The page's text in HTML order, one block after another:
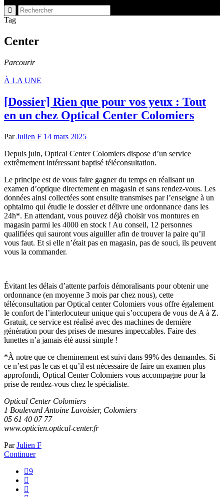
Tag
Center
Parcourir
À LA UNE
[Dossier] Rien que pour vos yeux : Tout
en un chez Optical Center Colomiers
Par Julien F 14 mars 2025
Depuis juin, Optical Center Colomiers dispose d’un service
extrêmement intéressant baptisé téléconsultation.
Le principe est de vous faire gagner du temps en réalisant un
examen d’optique directement en magasin et sans rendez-vous. Les
données ainsi collectées sont ensuite transmises par l’enseigne à un
ophtalmo qui étudie le dossier et délivre une ordonnance dans les
24h*. En attendant, vous pouvez déjà choisir vos montures en
magasin parmi les 4000 en stock ! Au conseil, 12 personnes
qualifiées qui sauront vous aiguiller afin de trouver la paire qu’il
vous faut. Et si elle n’était pas en magasin, pas de souci, ils peuvent
vous la commander.
Évitant les délais d’attente parfois démoralisants pour obtenir une
ordonnance (en moyenne 3 mois par chez nous), cette
téléconsultation par Optical center Colomiers vous offre également
le confort de l’interlocuteur unique qui s’occupera de vous de A à Z.
Gratuit, ce service est réalisé avec des machines de dernière
génération pour des prises de mesures impeccables. Faire des
lunettes n’a jamais été aussi simple !
*À notre que ce cheminement est suivi dans 99% des demandes. Si
ce n’est pas le cas et qu’il est nécessaire de faire un examen plus
approfondi, Optical Center Colomiers vous accompagne pour la
prise de rendez-vous chez le spécialiste.
Optical Center Colomiers
1 Boulevard Antoine Lavoisier, Colomiers
05 61 40 07 77
www.opticien.optical-center.fr
ParJulien F
Continuer
9